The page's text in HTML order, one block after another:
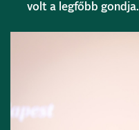
volt a legfőbb gondja.